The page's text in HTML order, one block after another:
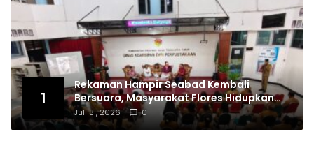
1
Rekaman Hampir Seabad Kembali
Bersuara, Masyarakat Flores Hidupkan
Lagi Ingatan Leluhur
Juli 31, 2026 0